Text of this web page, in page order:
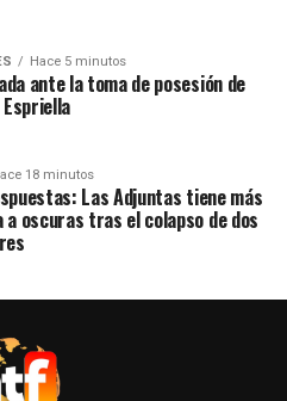
Hace 5 minutos
ante la toma de posesión de
18 minutos
Las Adjuntas tiene más
a oscuras tras el colapso de dos